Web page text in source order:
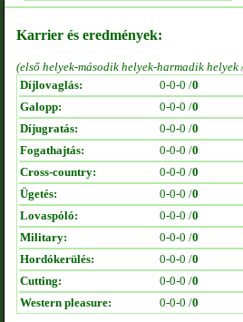
Karrier és eredmények:
(első helyek-második helyek-harmadik
Díjlovaglás:
0-0-0 /0
Galopp:
0-0-0 /0
Díjugratás:
0-0-0 /0
Fogathajtás:
0-0-0 /0
Cross-country:
0-0-0 /0
Ügetés:
0-0-0 /0
Lovaspóló:
0-0-0 /0
Military:
0-0-0 /0
Hordókerülés:
0-0-0 /0
Cutting:
0-0-0 /0
Western pleasure:
0-0-0 /0